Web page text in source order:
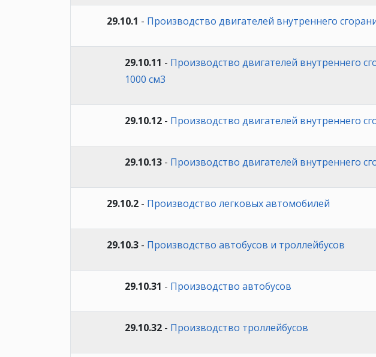
29.10.1 - Производство двигателей внутреннего
29.10.11 - Производство двигателей внутреннего
1000 см3
29.10.12 - Производство двигателей внутреннего
29.10.13 - Производство двигателей внутреннего
29.10.2 - Производство легковых автомобилей
29.10.3 - Производство автобусов и троллейбусов
29.10.31 - Производство автобусов
29.10.32 - Производство троллейбусов